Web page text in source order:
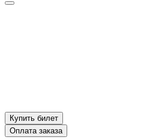
Купить билет
Оплата заказа